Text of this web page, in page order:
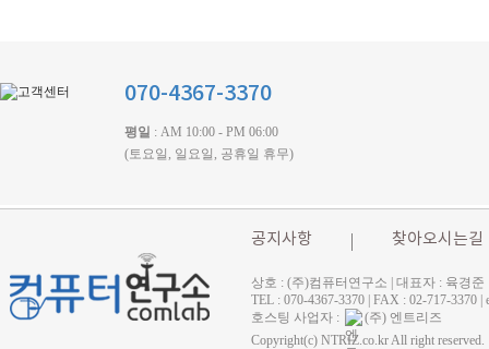
070-4367-3370
평일 : AM 10:00 - PM 06:00
(토요일, 일요일, 공휴일 휴무)
공지사항 찾아오시는길
상호 : (주)컴퓨터연구소 | 대표자 : 육경
TEL : 070-4367-3370 | FAX : 02-717-
호스팅 사업자 :
(주) 엔트리즈
Copyright(c) NTRIZ.co.kr All right reserved.